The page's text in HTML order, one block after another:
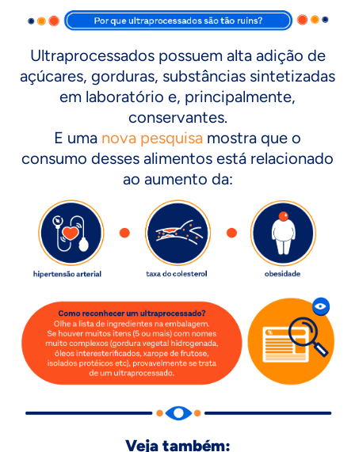
Ultraprocessados possuem alta adição de
açúcares, gorduras, substâncias sintetizadas
em laboratório e, principalmente,
conservantes.
E uma nova pesquisa mostra que o
consumo desses alimentos está relacionado
ao aumento da:
Veja também: